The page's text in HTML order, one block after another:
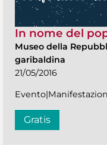
In nome del
Museo della
garibaldina
21/05/2016
Gratis